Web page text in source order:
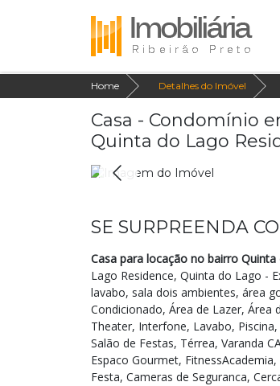
Home Detalhes do Imóvel
Casa - Condomínio
Quinta do Lago
SE SURPREENDA
Casa para locação no bairro
Lago Residence, Quinta do Lago -
lavabo, sala dois ambientes, área
Condicionado, Área de Lazer,
Theater, Interfone, Lavabo,
Salão de Festas, Térrea, Varanda
Espaco Gourmet,
Festa, Cameras de Seguranca,